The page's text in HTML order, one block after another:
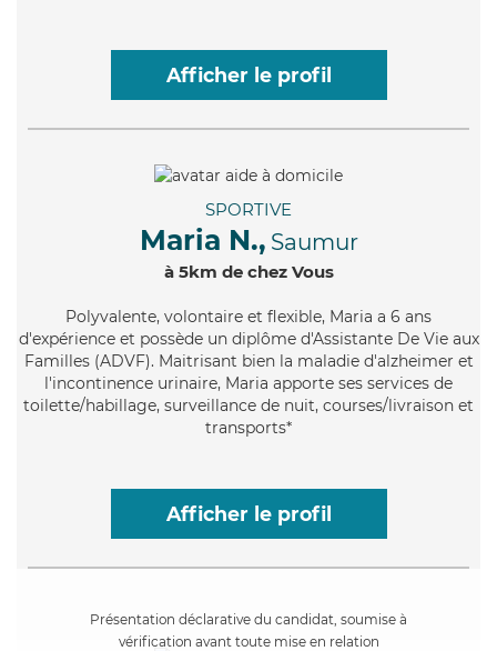
Afficher le profil
SPORTIVE
Maria N., Saumur
à 5km de chez Vous
Polyvalente, volontaire et flexible, Maria a 6 ans
d'expérience et possède un diplôme d'Assistante De Vie aux
Familles (ADVF). Maitrisant bien la maladie d'alzheimer et
l'incontinence urinaire, Maria apporte ses services de
toilette/habillage, surveillance de nuit, courses/livraison et
transports*
Afficher le profil
Présentation déclarative du candidat, soumise à
vérification avant toute mise en relation